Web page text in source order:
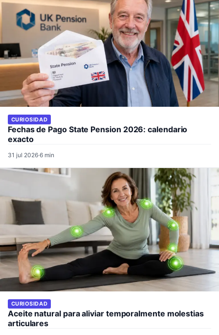
CURIOSIDAD
Fechas de Pago State Pension 2026: calendario
exacto
31 jul 2026·6 min
CURIOSIDAD
Aceite natural para aliviar temporalmente molestias
articulares